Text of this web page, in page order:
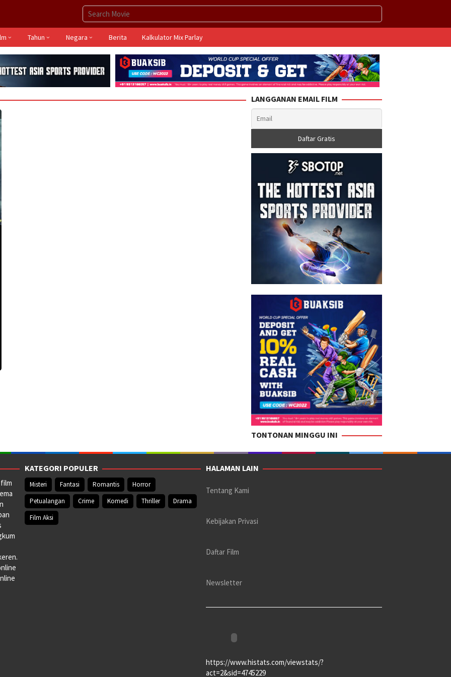
Tahun Negara Berita Kalkulator Mix Parlay
LANGGANAN EMAIL FILM
TONTONAN MINGGU INI
KATEGORI POPULER
Misteri Fantasi Romantis
Horror
Petualangan
Crime Komedi Thriller
Drama
Film Aksi
HALAMAN LAIN
Tentang Kami
Kebijakan Privasi
Daftar Film
Newsletter
https://www.histats.com/viewstats/?
act=2&sid=4745229